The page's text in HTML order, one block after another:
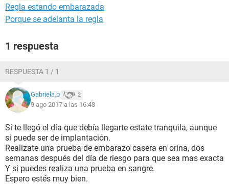
Regla estando embarazada
Porque se adelanta la regla
1 respuesta
RESPUESTA 1 / 1
Gabriela.b 2
9 ago 2017 a las 16:48
Si te llegó el día que debía llegarte estate tranquila, aunque
si puede ser de implantación.
Realizate una prueba de embarazo casera en orina, dos
semanas después del día de riesgo para que sea mas exacta
Y si puedes realiza una prueba en sangre.
Espero estés muy bien.